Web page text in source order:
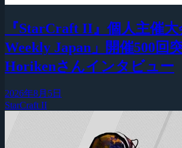
『StarCraft II』個人主催
Weekly Japan」開催500回
Horikenさんインタビュー
2026年8月5日
StarCraft II